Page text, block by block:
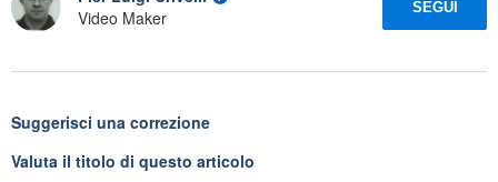
Video Maker
SEGUI
Suggerisci una correzione
Valuta il titolo di questo articolo